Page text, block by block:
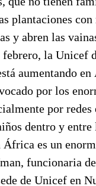
plantaciones con
y abren las
la Unicef
aumentando
por los
por redes
dentro y entre
África es un
funcionaria
de Unicef en